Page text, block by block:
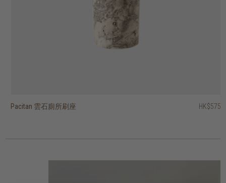
Pacitan 雲石廁所刷座 HK$575
pacitan 雲石杯 HK$175
雲石紙巾盒 HK$295
雲石香皂碟 - 長方形 HK$165
雲石廁所刷座 HK$495
雲石洗手液瓶 HK$345
雲石杯 HK$175